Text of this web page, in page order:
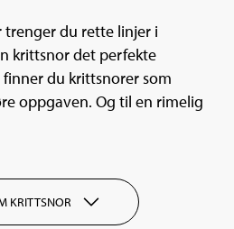
trenger du rette linjer i
krittsnor det perfekte
du krittsnorer som
oppgaven. Og til en rimelig
KRITTSNOR